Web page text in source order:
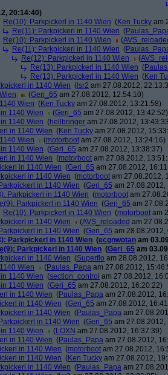
20:14:40)
Re(10): Parkpickerl in 1140 Wien (Ken Tucky am
Re(11): Parkpickerl in 1140 Wien (
Re(10): Parkpickerl in 1140 Wien
(
Re(11): Parkpickerl in 1140 Wien (
Re(12): Parkpickerl in 1140 Wien
(
Re(13): Parkpickerl in 1140 Wien (
Re(13): Parkpickerl in 1140 Wien (Ken
in 1140 Wien ( lsr2 am 27.08.2012,
(Geri_65 am 27.08.2012, 12:54:10)
Wien (Ken Tucky am 27.08.2012, 13:21:58)
1140 Wien
(Geri_65 am 27.08.2012, 13:42:52)
1140 Wien (hellbringer am 27.08.2012,
in 1140 Wien (Ken Tucky am 27.08.2012,
Wien
(motorboot am 27.08.2012, 13:24:16)
1140 Wien (Geri_65 am 27.08.2012, 13:38:37)
in 1140 Wien (motorboot am 27.08.2012,
in 1140 Wien (Geri_65 am 27.08.2012,
in 1140 Wien (motorboot am 27.08.2012,
in 1140 Wien (Geri_65 am 27.08.2012,
Parkpickerl in 1140 Wien (motorboot am
Parkpickerl in 1140 Wien (Geri_65 am
Re(10): Parkpickerl in 1140 Wien (motorboot am
in 1140 Wien
(AVS_reloaded am
in 1140 Wien (Geri_65 am 28.08.2012,
Parkpickerl in 1140 Wien (ecgnwotan am
Parkpickerl in 1140 Wien (Geri_65 am
in 1140 Wien (Superflo am 28.08.2012,
Wien
(Paulas_Papa am 27.08.2012,
1140 Wien (section_control am 27.08.2012,
1140 Wien (Geri_65 am 27.08.2012, 16:20:22)
in 1140 Wien (Paulas_Papa am 27.08.2012,
in 1140 Wien (Geri_65 am 27.08.2012,
in 1140 Wien (Paulas_Papa am
in 1140 Wien (Geri_65 am 27.08.2012,
1140 Wien
(LOXN am 27.08.2012, 16:37:39)
in 1140 Wien (Paulas_Papa am 27.08.2012,
in 1140 Wien (motorboot am 27.08.2012,
in 1140 Wien (Ken Tucky am 27.08.2012,
in 1140 Wien (Paulas_Papa am